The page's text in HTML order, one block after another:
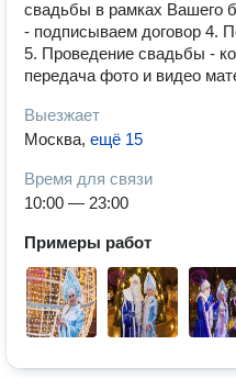
свадьбы в рамках Вашего
- подписываем договор 4.
5. Проведение свадьбы -
передача фото и видео
Выезжает
Москва, ещё 15
Время для связи
10:00 — 23:00
Примеры работ